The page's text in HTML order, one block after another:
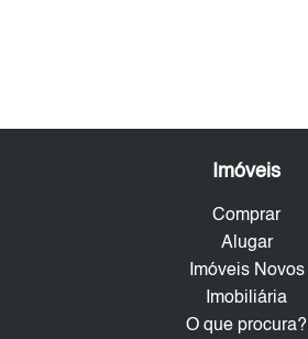
Imóveis
Comprar
Alugar
Imóveis Novos
Imobiliária
O que procura?